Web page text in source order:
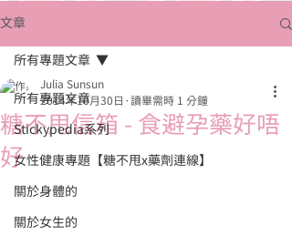
文章
所有專題文章
Stickypedia系列
女性健康專題【糖不甩x藥劑連線】
關於身體的
關於女生的
所有專題文章
糖不甩信箱 - 食避孕藥好唔
好
Julia Sunsun
2014年10月30日
讀畢需時 1 分鐘